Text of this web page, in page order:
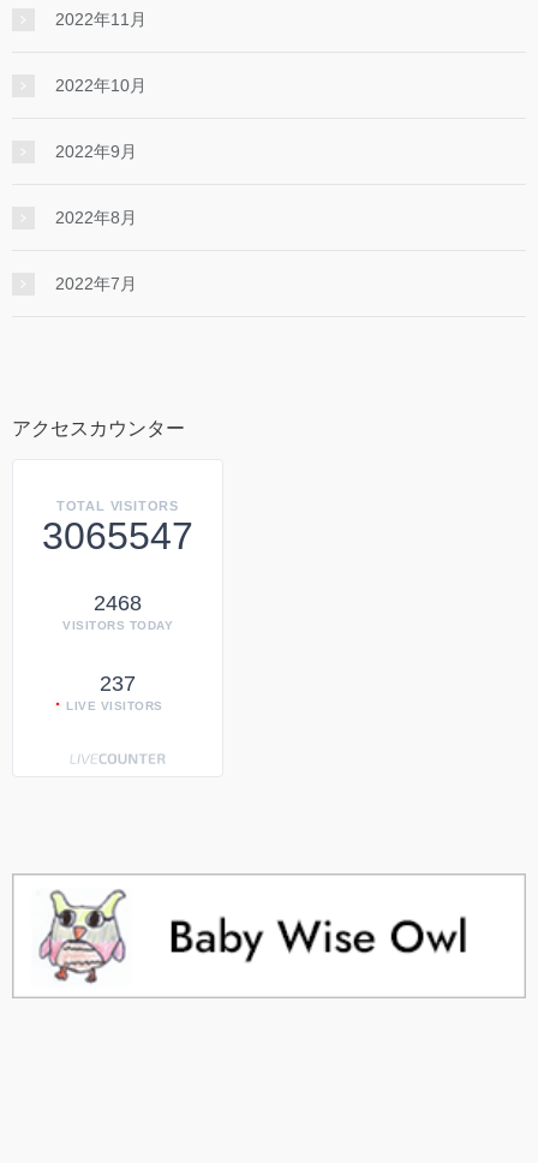
2022年11月
2022年10月
2022年9月
2022年8月
2022年7月
アクセスカウンター
TOTAL VISITORS
3065547
2468
VISITORS TODAY
237
LIVE VISITORS